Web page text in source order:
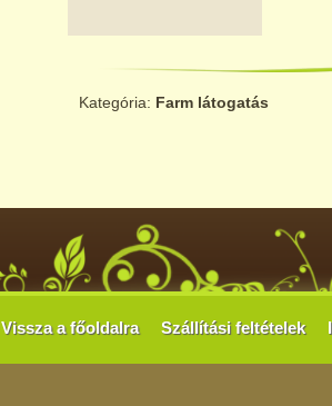
Kategória: Farm látogatás
Vissza a főoldalra Szállítási feltételek